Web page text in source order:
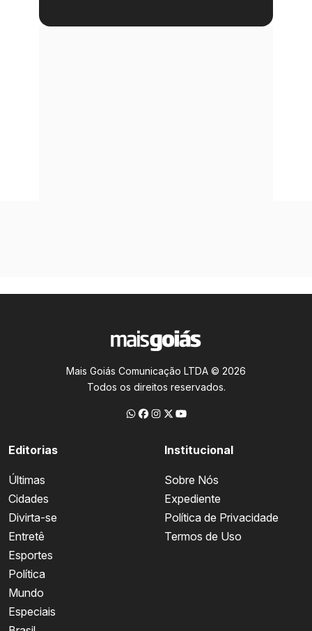
Mais Goiás Comunicação LTDA © 2026
Todos os direitos reservados.
Editorias
Últimas
Cidades
Divirta-se
Entretê
Esportes
Política
Mundo
Especiais
Institucional
Sobre Nós
Expediente
Política de Privacidade
Termos de Uso